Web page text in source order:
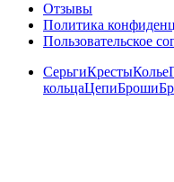
Отзывы
Политика
Пользовательское
СерьгиКрестыКолье
кольцаЦепиБроши